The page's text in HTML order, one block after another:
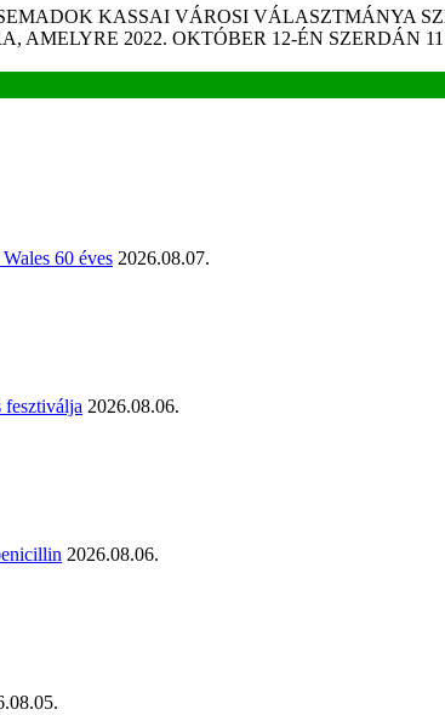
KASSAI VÁROSI VÁLASZTMÁNYA
AMELYRE 2022. OKTÓBER 12-ÉN SZERDÁN
60 éves 2026.08.07.
fesztiválja 2026.08.06.
2026.08.06.